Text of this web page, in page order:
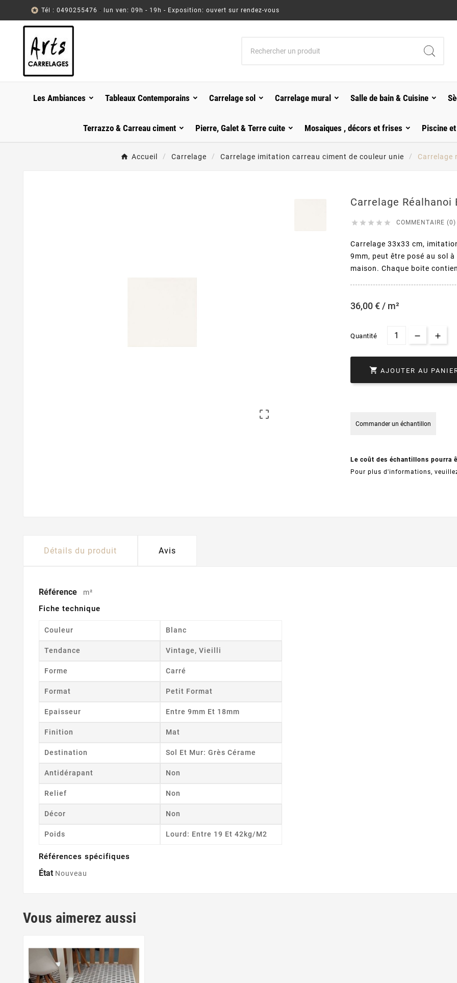
 Tél : 0490255476 - lun ven: 09h - 19h - Exposition: ouvert sur rendez-vous
Les Ambiances Tableaux Contemporains Carrelage sol Carrelage mural Salle de bain & Cuisine
Terrazzo & Carreau ciment Pierre, Galet & Terre cuite Mosaiques , décors et frises Piscine
Accueil Carrelage Carrelage imitation carreau ciment de couleur unie Carrelage

Carrelage Réalhanoi
     COMMENTAIRE (0)
Carrelage 33x33 cm,
9mm, peut être posé au sol
maison. Chaque boite
36,00 € / m²
Quantité
 AJOUTER AU
Commander un échantillon
Le coût des échantillons pourra
Pour plus d'informations,
Détails du produit Avis
Référence m²
Fiche technique
Couleur Blanc
Tendance Vintage, Vieilli
Forme Carré
Format Petit Format
Epaisseur Entre 9mm Et 18mm
Finition Mat
Destination Sol Et Mur: Grès Cérame
Antidérapant Non
Relief Non
Décor Non
Poids Lourd: Entre 19 Et 42kg/m2
Références spécifiques
État Nouveau
Vous aimerez aussi